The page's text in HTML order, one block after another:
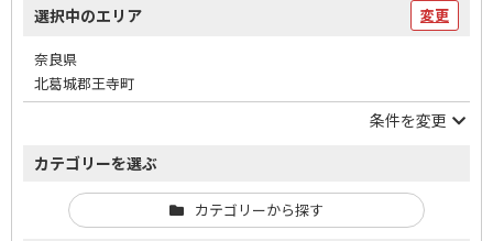
選択中のエリア 変更
奈良県
北葛城郡王寺町
条件を変更
カテゴリーを選ぶ
カテゴリーから探す